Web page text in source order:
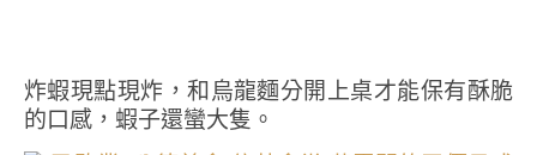
炸蝦現點現炸，和烏龍麵分開上桌才能保有酥脆
的口感，蝦子還蠻大隻。